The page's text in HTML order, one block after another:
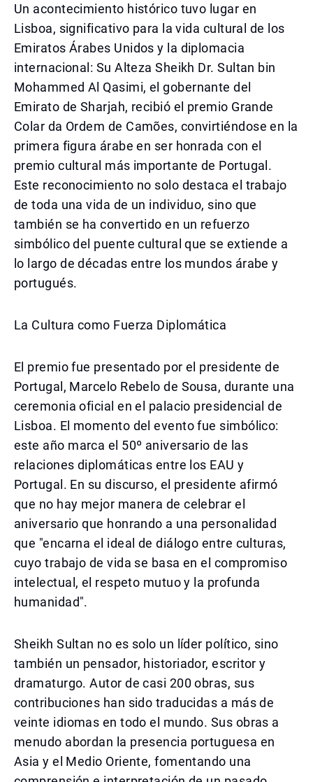
Un acontecimiento histórico tuvo lugar en
Lisboa, significativo para la vida cultural de los
Emiratos Árabes Unidos y la diplomacia
internacional: Su Alteza Sheikh Dr. Sultan bin
Mohammed Al Qasimi, el gobernante del
Emirato de Sharjah, recibió el premio Grande
Colar da Ordem de Camões, convirtiéndose en la
primera figura árabe en ser honrada con el
premio cultural más importante de Portugal.
Este reconocimiento no solo destaca el trabajo
de toda una vida de un individuo, sino que
también se ha convertido en un refuerzo
simbólico del puente cultural que se extiende a
lo largo de décadas entre los mundos árabe y
portugués.
La Cultura como Fuerza Diplomática
El premio fue presentado por el presidente de
Portugal, Marcelo Rebelo de Sousa, durante una
ceremonia oficial en el palacio presidencial de
Lisboa. El momento del evento fue simbólico:
este año marca el 50º aniversario de las
relaciones diplomáticas entre los EAU y
Portugal. En su discurso, el presidente afirmó
que no hay mejor manera de celebrar el
aniversario que honrando a una personalidad
que "encarna el ideal de diálogo entre culturas,
cuyo trabajo de vida se basa en el compromiso
intelectual, el respeto mutuo y la profunda
humanidad".
Sheikh Sultan no es solo un líder político, sino
también un pensador, historiador, escritor y
dramaturgo. Autor de casi 200 obras, sus
contribuciones han sido traducidas a más de
veinte idiomas en todo el mundo. Sus obras a
menudo abordan la presencia portuguesa en
Asia y el Medio Oriente, fomentando una